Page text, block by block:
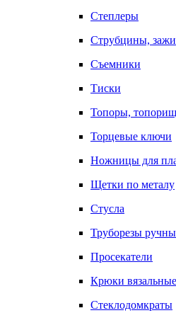
Степлеры
Струбцины,
Съемники
Тиски
Топоры,
Торцевые ключи
Ножницы для
Щетки по металу
Стусла
Труборезы
Просекатели
Крюки вязальные
Стеклодомкраты